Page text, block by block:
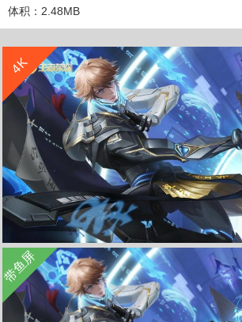
体积：2.48MB
4K
李白-鸣剑曳影王者荣耀4k壁纸
带鱼屏